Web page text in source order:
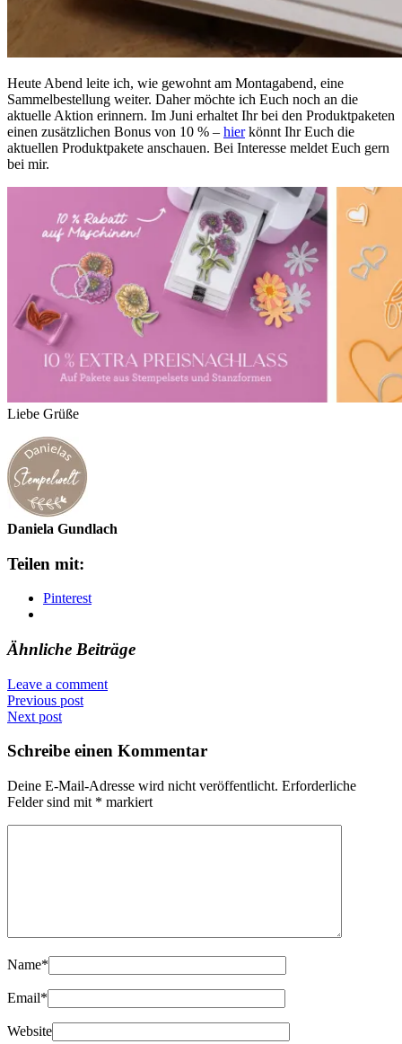
Heute Abend leite ich, wie gewohnt am Montagabend, eine
Sammelbestellung weiter. Daher möchte ich Euch noch an die
aktuelle Aktion erinnern. Im Juni erhaltet Ihr bei den Produktpaketen
einen zusätzlichen Bonus von 10 % – hierkönnt Ihr Euch die
aktuellen Produktpakete anschauen. Bei Interesse meldet Euch gern
bei mir.
Liebe Grüße
Daniela Gundlach
Teilen mit:
Pinterest
Ähnliche Beiträge
Leave a comment
Previous post
Next post
Schreibe einen Kommentar
Deine E-Mail-Adresse wird nicht veröffentlicht. Erforderliche
Felder sind mit * markiert
Name*
Email*
Website